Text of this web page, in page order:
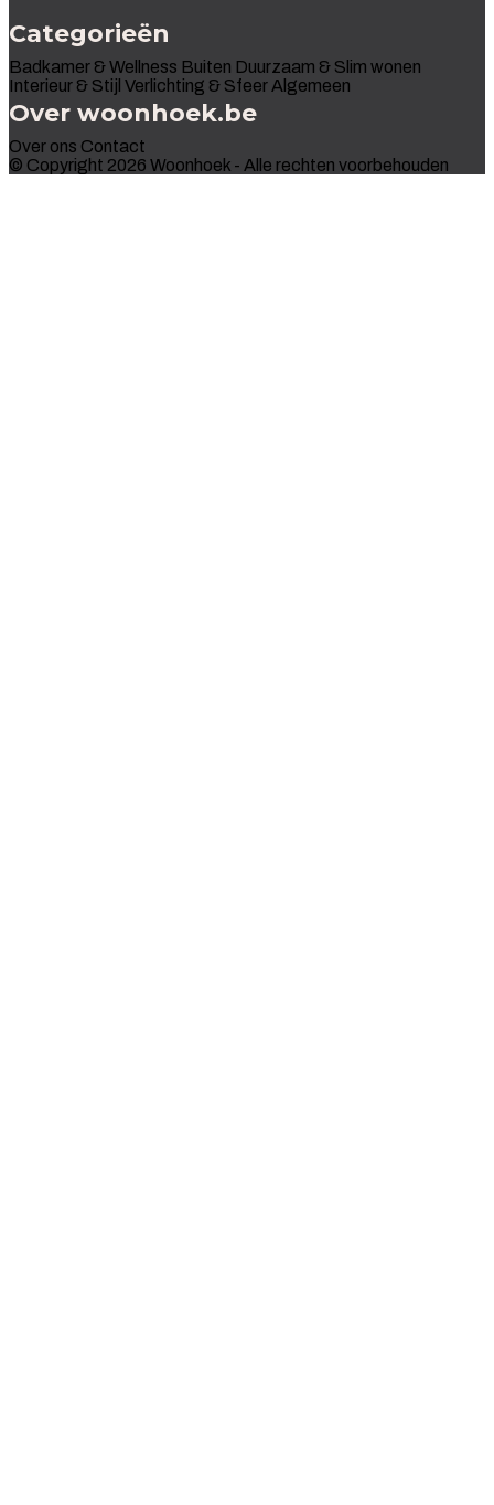
Categorieën
Badkamer & Wellness Buiten Duurzaam & Slim wonen
Interieur & Stijl Verlichting & Sfeer Algemeen
Over woonhoek.be
Over ons Contact
© Copyright 2026 Woonhoek - Alle rechten voorbehouden